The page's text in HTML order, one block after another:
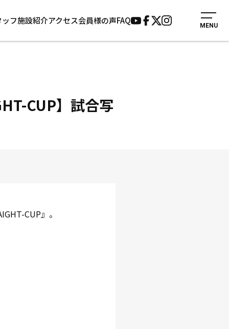
フ施設紹介アクセス会員様の声FAQ MENU
アクセス
お問い合わせ
CUP】試合写
CUP』。